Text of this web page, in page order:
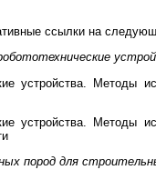
ссылки на
устройства. Методы
устройства. Методы
пород для